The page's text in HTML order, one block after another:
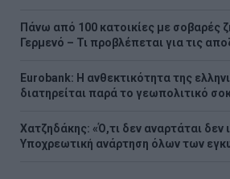
Πάνω από 100 κατοικίες με σοβαρές
Γερμενό – Τι προβλέπεται για τις
Eurobank: Η ανθεκτικότητα της
διατηρείται παρά το γεωπολιτικό
Χατζηδάκης: «Ό,τι δεν αναρτάται δεν
Υποχρεωτική ανάρτηση όλων των